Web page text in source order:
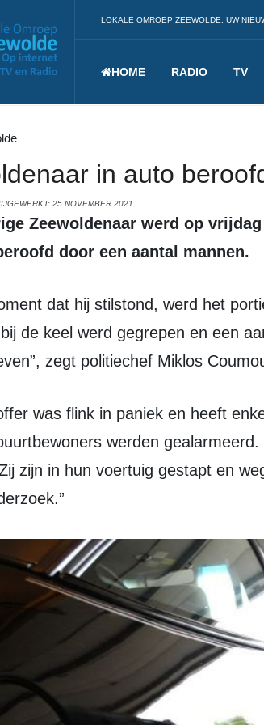
LOKALE OMROEP ZEEWOLDE, UW
HOME RADIO TV
in auto
25 NOVEMBER 2021
door een aantal mannen.
de keel werd gegrepen en een
zegt politiechef Miklos
werden
zijn in hun voertuig gestapt en